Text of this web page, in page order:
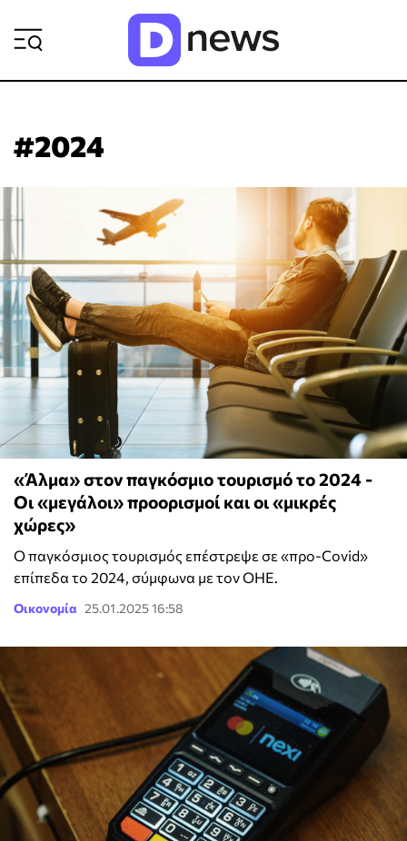
#2024
«Άλμα» στον παγκόσμιο τουρισμό το 2024 -
Οι «μεγάλοι» προορισμοί και οι «μικρές
χώρες»
Ο παγκόσμιος τουρισμός επέστρεψε σε «προ-Covid»
επίπεδα το 2024, σύμφωνα με τον ΟΗΕ.
Οικονομία 25.01.2025 16:58